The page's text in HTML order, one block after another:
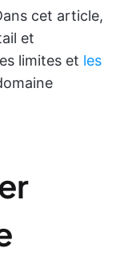
cet article,
et
limites et les